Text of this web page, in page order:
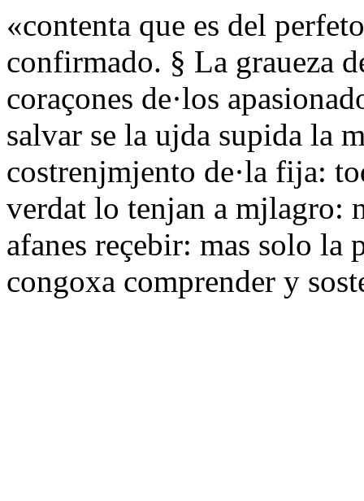
«contenta que es del
confirmado. § La graueza
coraçones de·los
salvar se la ujda supida la
costrenjmjento de·la fija:
verdat lo tenjan a mjlagro:
afanes reçebir: mas solo la
congoxa comprender y